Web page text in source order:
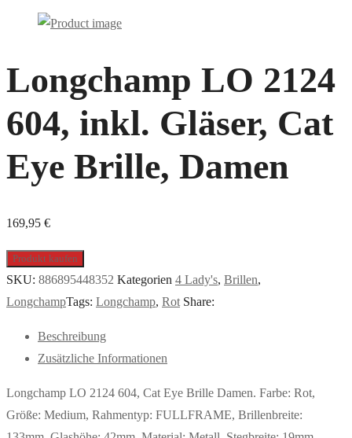
Longchamp LO 2124
604, inkl. Gläser, Cat
Eye Brille, Damen
169,95 €
Produkt kaufen
SKU: 886895448352 Kategorien 4 Lady's, Brillen,
LongchampTags: Longchamp, Rot Share:
Beschreibung
Zusätzliche Informationen
Longchamp LO 2124 604, Cat Eye Brille Damen. Farbe: Rot,
Größe: Medium, Rahmentyp: FULLFRAME, Brillenbreite: